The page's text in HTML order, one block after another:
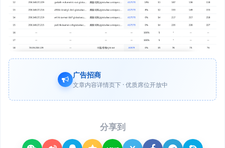
广告招商
文章内容详情页下 · 优质席位开放中
分享到